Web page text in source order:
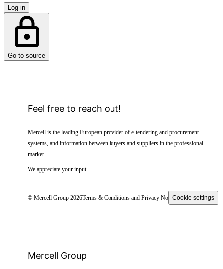
Log in
Go to source
Feel free to reach out!
Mercell is the leading European provider of e-tendering and procurement
systems, and information between buyers and suppliers in the professional
market.
We appreciate your input.
© Mercell Group 2026Terms & Conditions and Privacy NoticeCookie settings
Mercell Group